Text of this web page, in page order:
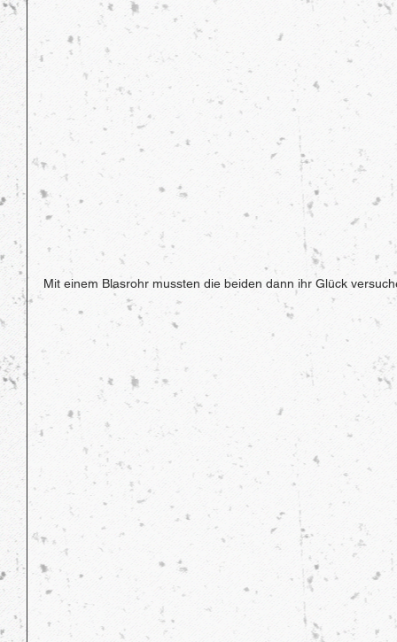
Mit einem Blasrohr mussten die beiden dann ihr Glück